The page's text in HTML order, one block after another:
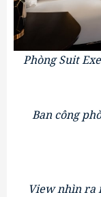
Phòng Suit
Ban công
View nhìn ra